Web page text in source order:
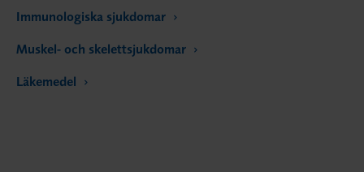
Immunologiska sjukdomar
Muskel- och skelettsjukdomar
Läkemedel